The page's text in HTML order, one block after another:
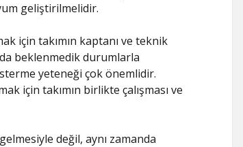
geliştirilmelidir.
için takımın kaptanı ve teknik
beklenmedik durumlarla
yeteneği çok önemlidir.
için takımın birlikte çalışması ve
değil, aynı zamanda